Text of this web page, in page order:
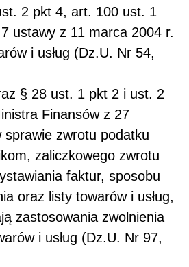
2 pkt 4, art. 100 ust. 1
ustawy z 11 marca 2004 r.
i usług (Dz.U. Nr 54,
§ 28 ust. 1 pkt 2 i ust. 2
Finansów z 27
sprawie zwrotu podatku
zaliczkowego zwrotu
faktur, sposobu
oraz listy towarów i usług,
zastosowania zwolnienia
i usług (Dz.U. Nr 97,